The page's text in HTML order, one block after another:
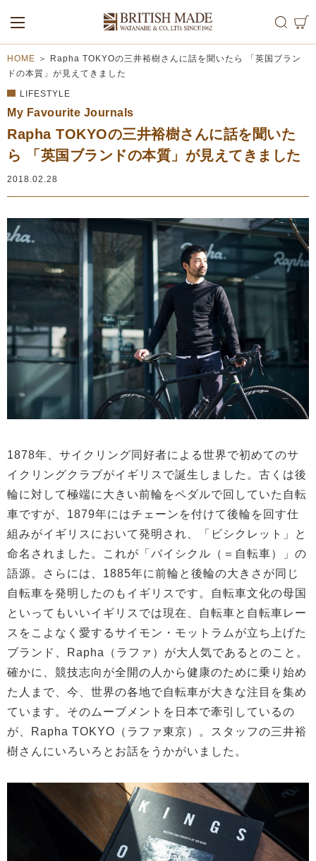
ALL MEN
WOMEN
HOME ＞ Rapha TOKYOの三井裕樹さんに話を聞いたら 「英国ブラン
ドの本質」が見えてきました
LIFESTYLE
My Favourite Journals
Rapha TOKYOの三井裕樹さんに話を聞いた
ら 「英国ブランドの本質」が見えてきました
2018.02.28
1878年、サイクリング同好者による世界で初めてのサ
イクリングクラブがイギリスで誕生しました。古くは後
輪に対して極端に大きい前輪をペダルで回していた自転
車ですが、1879年にはチェーンを付けて後輪を回す仕
組みがイギリスにおいて発明され、「ビシクレット」と
命名されました。これが「バイシクル（＝自転車）」の
語源。さらには、1885年に前輪と後輪の大きさが同じ
自転車を発明したのもイギリスです。自転車文化の母国
といってもいいイギリスでは現在、自転車と自転車レー
スをこよなく愛するサイモン・モットラムが立ち上げた
ブランド、Rapha（ラファ）が大人気であるとのこと。
確かに、競技志向が全開の人から健康のために乗り始め
た人まで、今、世界の各地で自転車が大きな注目を集め
ています。そのムーブメントを日本で牽引しているの
が、Rapha TOKYO（ラファ東京）。スタッフの三井裕
樹さんにいろいろとお話をうかがいました。